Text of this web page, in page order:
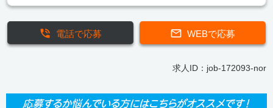
WEBで応募
電話で応募
求人ID：job-172093-nor